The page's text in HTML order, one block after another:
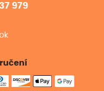
979